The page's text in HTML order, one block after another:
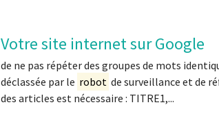
Votre site internet sur Google
de ne pas répéter des groupes de mots
déclassée par le robot de surveillance et de
des articles est nécessaire : TITRE1,...